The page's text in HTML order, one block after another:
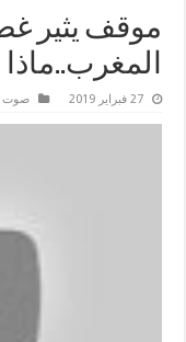
موقف يثير
27 فبراير 2019 صوت